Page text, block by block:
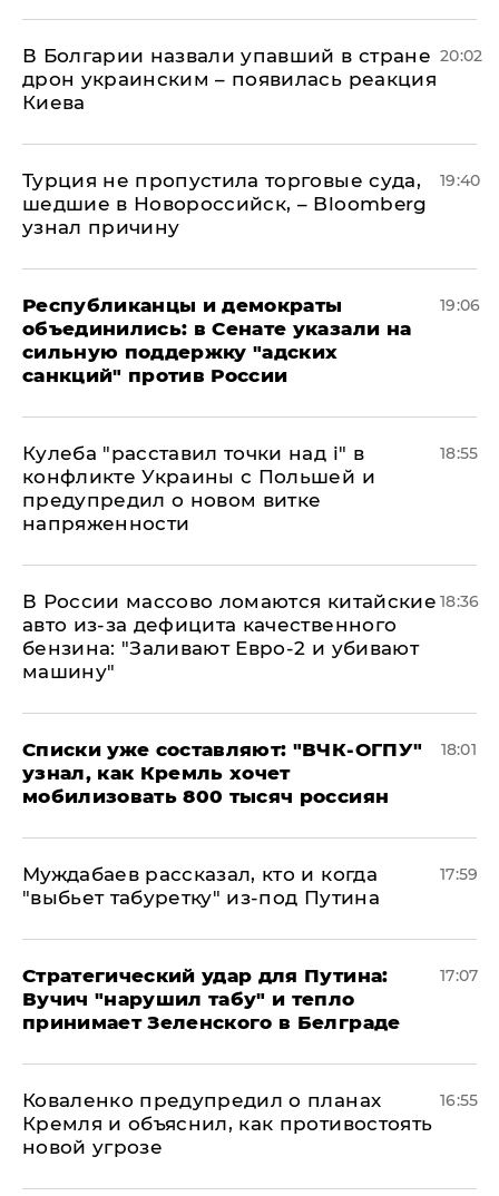
В Болгарии назвали упавший в стране
дрон украинским – появилась реакция
Киева
20:02
Турция не пропустила торговые суда,
шедшие в Новороссийск, – Bloomberg
узнал причину
19:40
Республиканцы и демократы
объединились: в Сенате указали на
сильную поддержку "адских
санкций" против России
19:06
Кулеба "расставил точки над і" в
конфликте Украины с Польшей и
предупредил о новом витке
напряженности
18:55
В России массово ломаются китайские
авто из-за дефицита качественного
бензина: "Заливают Евро-2 и убивают
машину"
18:36
Списки уже составляют: "ВЧК-ОГПУ"
узнал, как Кремль хочет
мобилизовать 800 тысяч россиян
18:01
Муждабаев рассказал, кто и когда
"выбьет табуретку" из-под Путина
17:59
Стратегический удар для Путина:
Вучич "нарушил табу" и тепло
принимает Зеленского в Белграде
17:07
Коваленко предупредил о планах
Кремля и объяснил, как противостоять
новой угрозе
16:55